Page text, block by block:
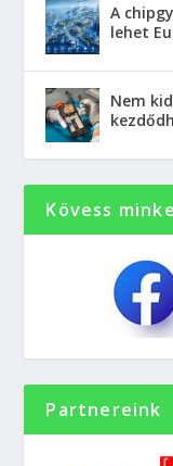
A
lehet
Nem
Kövess
Partnereink